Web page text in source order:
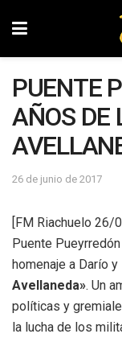
PUENTE
AÑOS DE
26 de junio de 2017
[FM Riachuelo 26/
Puente
homenaje a Darío y
Avellaneda». Un
políticas y
la lucha de los